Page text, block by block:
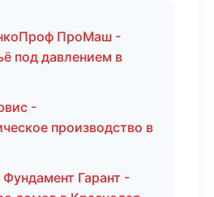
ПроМаш -
под давлением в
-
производство в
Гарант -